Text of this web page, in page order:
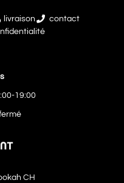
livraison
contact
19:00
CH